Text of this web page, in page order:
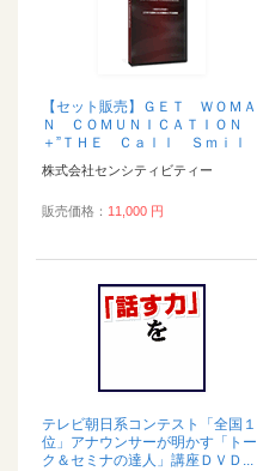
【セット販売】ＧＥＴ ＷＯＭＡ
Ｎ ＣＯＭＵＮＩＣＡＴＩＯＮ
＋”ＴＨＥ Ｃａｌｌ Ｓｍｉｌ
ｅ...
株式会社センシティビティー
販売価格： 11,000 円
テレビ朝日系コンテスト「全国１
位」アナウンサーが明かす「トー
ク＆セミナの達人」講座ＤＶＤ...